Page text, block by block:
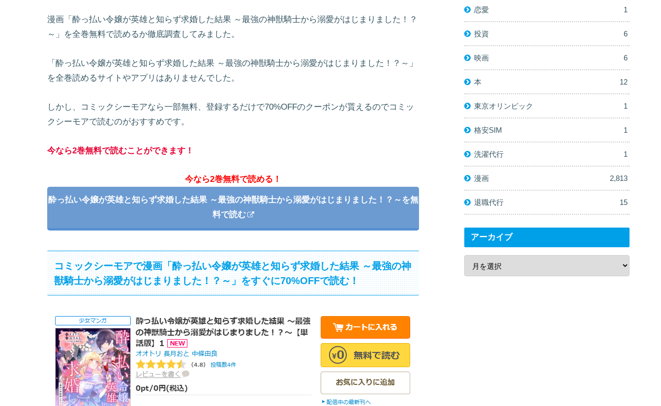
漫画「酔っ払い令嬢が英雄と知らず求婚した結果 ～最強の神獣騎士から溺愛がはじまりました！？
～」を全巻無料で読めるか徹底調査してみました。
「酔っ払い令嬢が英雄と知らず求婚した結果 ～最強の神獣騎士から溺愛がはじまりました！？～」
を全巻読めるサイトやアプリはありませんでした。
しかし、コミックシーモアなら一部無料、登録するだけで70%OFFのクーポンが貰えるのでコミッ
クシーモアで読むのがおすすめです。
今なら2巻無料で読むことができます！
今なら2巻無料で読める！
酔っ払い令嬢が英雄と知らず求婚した結果 ～最強の神獣騎士から溺愛がはじまりました！？～を無
料で読む
コミックシーモアで漫画「酔っ払い令嬢が英雄と知らず求婚した結果 ～最強の神
獣騎士から溺愛がはじまりました！？～」をすぐに70%OFFで読む！
恋愛 1
投資 6
映画 6
本 12
東京オリンピック 1
格安SIM 1
洗濯代行 1
漫画 2,813
退職代行 15
アーカイブ